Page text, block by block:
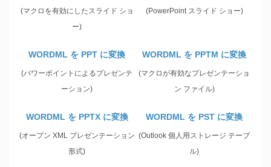
(マクロを有効にしたスライド ショ
ー)
(PowerPoint スライド ショー)
WORDML を PPT に変換
(パワーポイントによるプレゼンテ
ーション)
WORDML を PPTM に変換
(マクロが有効なプレゼンテーショ
ン ファイル)
WORDML を PPTX に変換
(オープン XML プレゼンテーション
形式)
WORDML を PST に変換
(Outlook 個人用ストレージ テーブ
ル)